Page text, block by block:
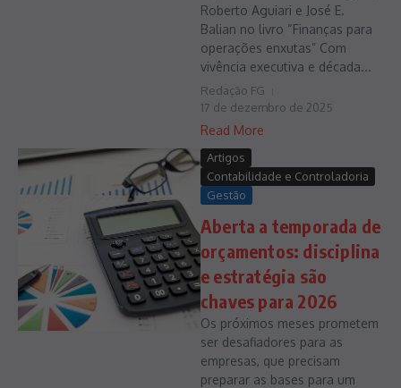
Roberto Aguiari e José E.
Balian no livro “Finanças para
operações enxutas” Com
vivência executiva e década...
Redação FG
17 de dezembro de 2025
Read More
Artigos
Contabilidade e Controladoria
Gestão
Aberta a temporada de
orçamentos: disciplina
e estratégia são
chaves para 2026
Os próximos meses prometem
ser desafiadores para as
empresas, que precisam
preparar as bases para um